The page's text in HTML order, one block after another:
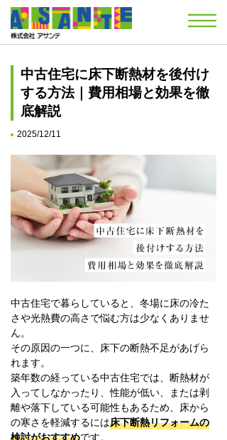
中古住宅に床下断熱材を後付け
する方法｜費用相場と効果を徹
底解説
2025/12/11
中古住宅で暮らしていると、冬場に床の冷た
さや光熱費の高さで悩む方は少なくありませ
ん。
その原因の一つに、床下の断熱不足があげら
れます。
築年数の経っている中古住宅では、断熱材が
入ってしなかったり、性能が低い、または剥
離や落下している可能性もあるため、床から
の寒さを軽減するには床下断熱リフォームの
検討がおすすめです。